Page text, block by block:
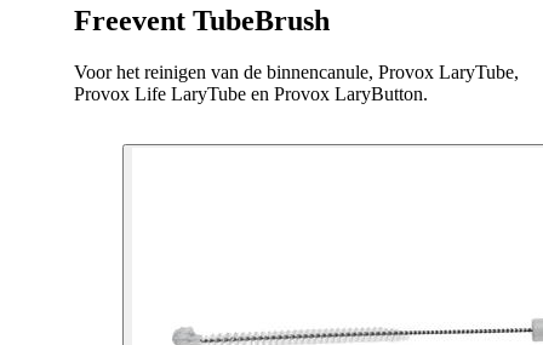
Freevent TubeBrush
Voor het reinigen van de binnencanule, Provox LaryTube,
Provox Life LaryTube en Provox LaryButton.